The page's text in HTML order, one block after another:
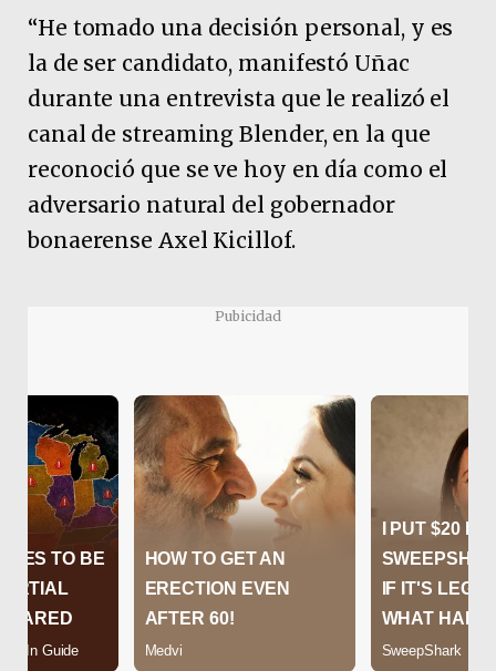
“He tomado una decisión personal, y es
la de ser candidato, manifestó Uñac
durante una entrevista que le realizó el
canal de streaming Blender, en la que
reconoció que se ve hoy en día como el
adversario natural del gobernador
bonaerense Axel Kicillof.
Pubicidad